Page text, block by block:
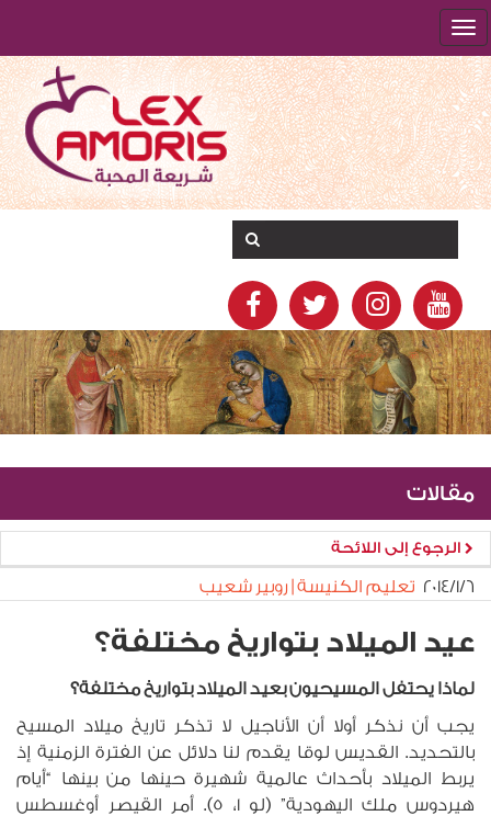
مقالات
الرجوع إلى اللائحة
٦‏/١‏/٢٠١٤ تعليم الكنيسة | روبير شعيب
عيد الميلاد بتواريخ مختلفة؟
لماذا يحتفل المسيحيون بعيد الميلاد بتواريخ مختلفة؟
يجب أن نذكر أولا أن الأناجيل لا تذكر تاريخ ميلاد المسيح
بالتحديد. القديس لوقا يقدم لنا دلائل عن الفترة الزمنية إذ
يربط الميلاد بأحداث عالمية شهيرة حينها من بينها “أيام
هيردوس ملك اليهودية” (لو 1، 5). أمر القيصر أوغسطس